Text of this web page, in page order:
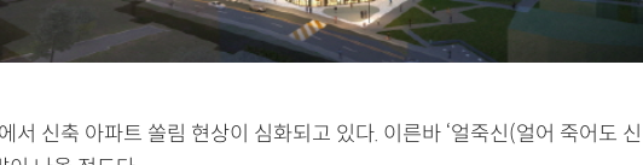
서 신축 아파트 쏠림 현상이 심화되고 있다. 이른바 ‘얼죽신(얼어 죽어도 신